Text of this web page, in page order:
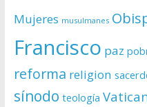
Mujeres musulmanes
Francisco paz
reforma religion
sínodo teología